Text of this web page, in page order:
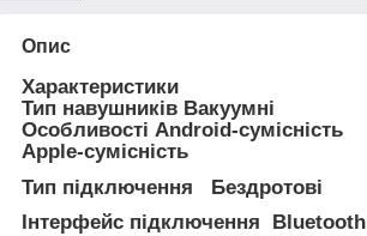
Опис
Характеристики
Тип навушників Вакуумні
Особливості Android-сумісність
Apple-сумісність
Тип підключення Бездротові
Інтерфейс підключення Bluetooth